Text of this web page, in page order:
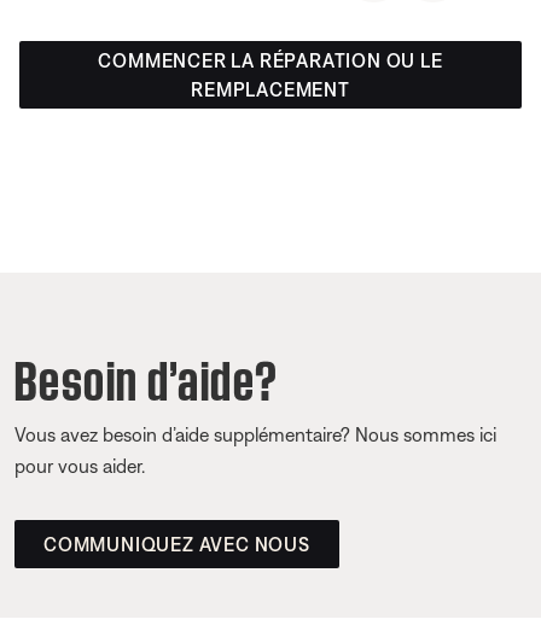
COMMENCER LA RÉPARATION OU LE
REMPLACEMENT
Besoin d’aide?
Vous avez besoin d’aide supplémentaire? Nous sommes ici
pour vous aider.
COMMUNIQUEZ AVEC NOUS